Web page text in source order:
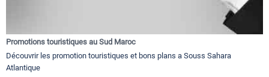
Promotions touristiques au Sud Maroc
Découvrir les promotion touristiques et bons plans a Souss Sahara
Atlantique